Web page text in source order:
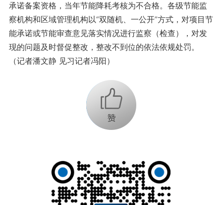
承诺备案资格，当年节能降耗考核为不合格。各级节能监
察机构和区域管理机构以“双随机、一公开”方式，对项目节
能承诺或节能审查意见落实情况进行监察（检查），对发
现的问题及时督促整改，整改不到位的依法依规处罚。
（记者潘文静 见习记者冯阳）
+1